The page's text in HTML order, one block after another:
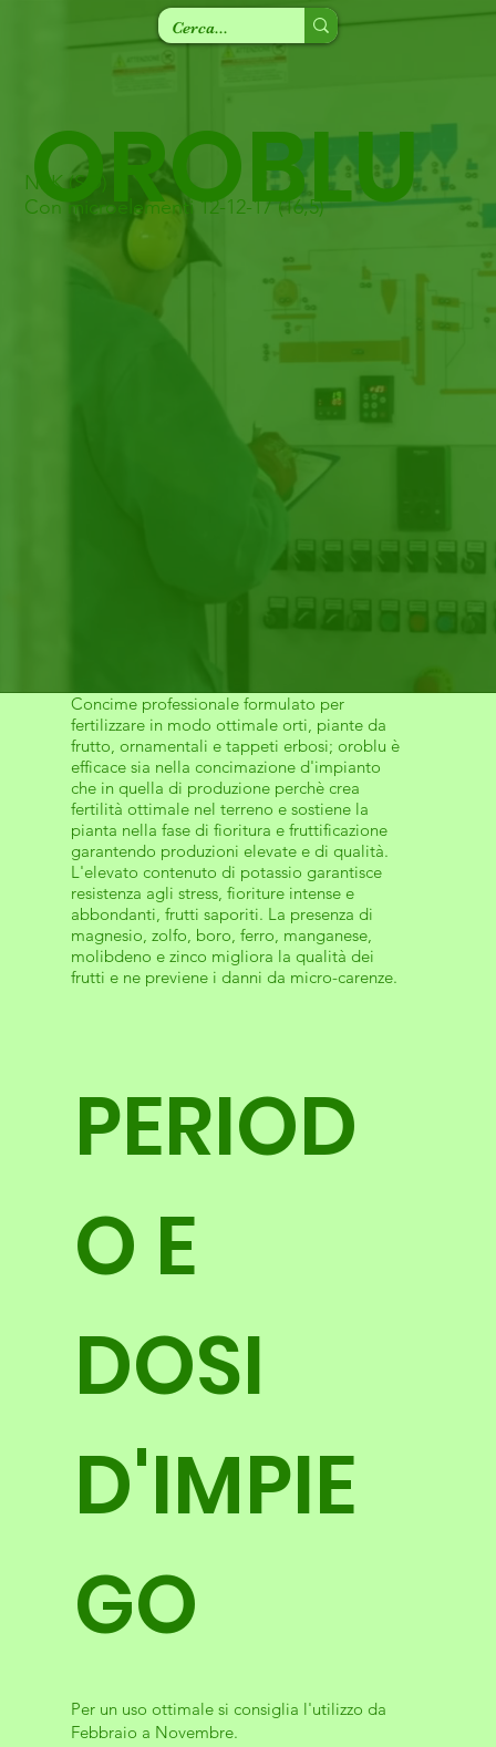
OROBLU
NPK (SO)
Con microelementi 12-12-17 (16,5)
Concime professionale formulato per
fertilizzare in modo ottimale orti, piante da
frutto, ornamentali e tappeti erbosi; oroblu è
efficace sia nella concimazione d'impianto
che in quella di produzione perchè crea
fertilità ottimale nel terreno e sostiene la
pianta nella fase di fioritura e fruttificazione
garantendo produzioni elevate e di qualità.
L'elevato contenuto di potassio garantisce
resistenza agli stress, fioriture intense e
abbondanti, frutti saporiti. La presenza di
magnesio, zolfo, boro, ferro, manganese,
molibdeno e zinco migliora la qualità dei
frutti e ne previene i danni da micro-carenze.
PERIOD
O E
DOSI
D'IMPIE
GO
Per un uso ottimale si consiglia l'utilizzo da
Febbraio a Novembre.